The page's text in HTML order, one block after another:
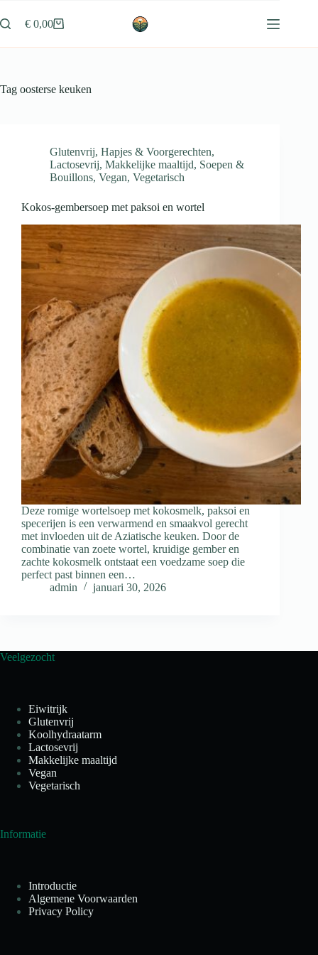
naar
de
Winkelwagen
€ 0,00
Tag oosterse keuken
Glutenvrij, Hapjes & Voorgerechten,
Lactosevrij, Makkelijke maaltijd, Soepen &
Bouillons, Vegan, Vegetarisch
Kokos-gembersoep met paksoi en wortel
Deze romige wortelsoep met kokosmelk, paksoi en
specerijen is een verwarmend en smaakvol gerecht
met invloeden uit de Aziatische keuken. Door de
combinatie van zoete wortel, kruidige gember en
zachte kokosmelk ontstaat een voedzame soep die
perfect past binnen een…
admin
januari 30, 2026
Veelgezocht
Eiwitrijk
Glutenvrij
Koolhydraatarm
Lactosevrij
Makkelijke maaltijd
Vegan
Vegetarisch
Informatie
Introductie
Algemene Voorwaarden
Privacy Policy